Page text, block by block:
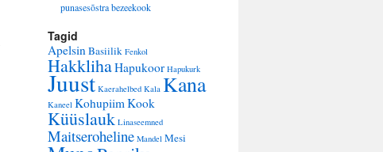
punasesõstra bezeekook
Tagid
ApelsinBasiilik Fenkol
HakklihaHapukoor Hapukurk
Juust Kaerahelbed Kala Kana
Kaneel KohupiimKook
Küüslauk Linaseemned
Maitseroheline Mandel Mesi